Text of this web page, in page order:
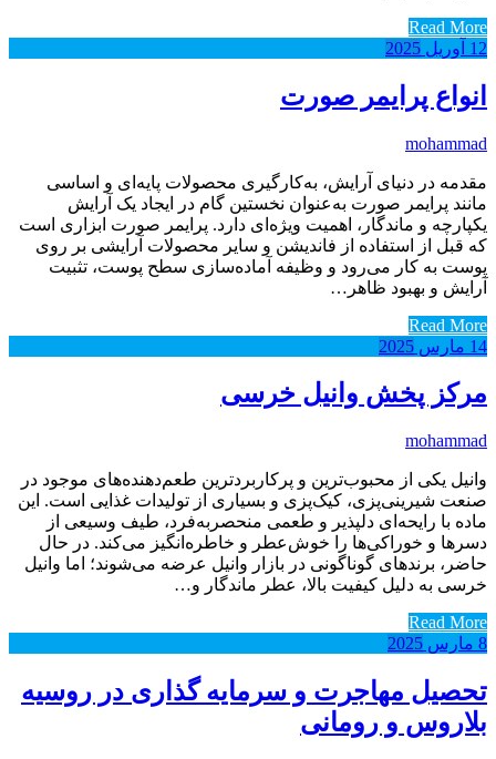
Read More
12 آوریل 2025
انواع پرایمر صورت
mohammad
مقدمه در دنیای آرایش، به‌کارگیری محصولات پایه‌ای و اساسی
مانند پرایمر صورت به‌عنوان نخستین گام در ایجاد یک آرایش
یکپارچه و ماندگار، اهمیت ویژه‌ای دارد. پرایمر صورت ابزاری است
که قبل از استفاده از فاندیشن و سایر محصولات آرایشی بر روی
پوست به کار می‌رود و وظیفه آماده‌سازی سطح پوست، تثبیت
آرایش و بهبود ظاهر…
Read More
14 مارس 2025
مرکز پخش وانیل خرسی
mohammad
وانیل یکی از محبوب‌ترین و پرکاربردترین طعم‌دهنده‌های موجود در
صنعت شیرینی‌پزی، کیک‌پزی و بسیاری از تولیدات غذایی است. این
ماده با رایحه‌ای دلپذیر و طعمی منحصربه‌فرد، طیف وسیعی از
دسرها و خوراکی‌ها را خوش‌عطر و خاطره‌انگیز می‌کند. در حال
حاضر، برندهای گوناگونی در بازار وانیل عرضه می‌شوند؛ اما وانیل
خرسی به دلیل کیفیت بالا، عطر ماندگار و…
Read More
8 مارس 2025
تحصیل مهاجرت و سرمایه گذاری در روسیه
بلاروس و رومانی